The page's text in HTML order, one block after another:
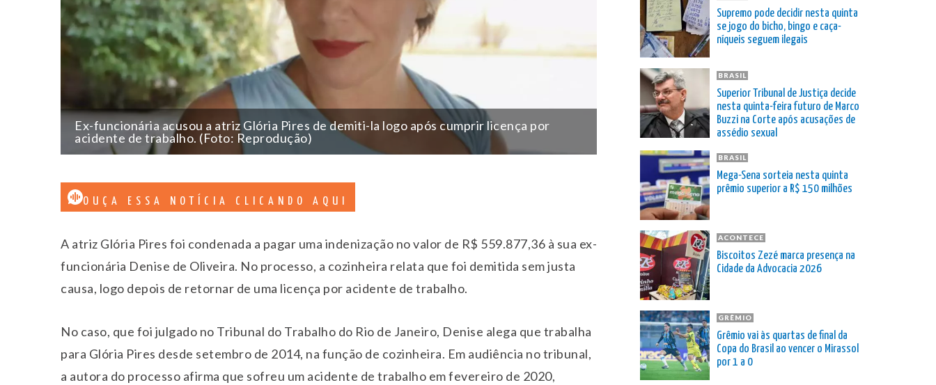
Ex-funcionária acusou a atriz Glória Pires de demiti-la logo após cumprir licença por
acidente de trabalho. (Foto: Reprodução)
OUÇA ESSA NOTÍCIA CLICANDO AQUI
A atriz Glória Pires foi condenada a pagar uma indenização no valor de R$ 559.877,36 à sua ex-
funcionária Denise de Oliveira. No processo, a cozinheira relata que foi demitida sem justa
causa, logo depois de retornar de uma licença por acidente de trabalho.
No caso, que foi julgado no Tribunal do Trabalho do Rio de Janeiro, Denise alega que trabalha
para Glória Pires desde setembro de 2014, na função de cozinheira. Em audiência no tribunal,
a autora do processo afirma que sofreu um acidente de trabalho em fevereiro de 2020,
Supremo pode decidir nesta quinta
se jogo do bicho, bingo e caça-
níqueis seguem ilegais
BRASIL
Superior Tribunal de Justiça decide
nesta quinta-feira futuro de Marco
Buzzi na Corte após acusações de
assédio sexual
BRASIL
Mega-Sena sorteia nesta quinta
prêmio superior a R$ 150 milhões
ACONTECE
Biscoitos Zezé marca presença na
Cidade da Advocacia 2026
GRÊMIO
Grêmio vai às quartas de final da
Copa do Brasil ao vencer o Mirassol
por 1 a 0